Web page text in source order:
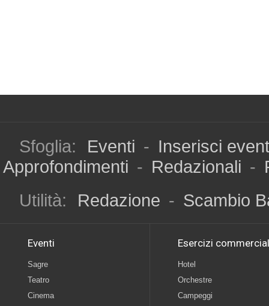
Sfoglia: Eventi - Inserisci
Approfondimenti - Redazionali -
Utilità:
Redazione - Scambio
Eventi
Sagre
Teatro
Cinema
Esercizi
Hotel
Orchestre
Campeggi